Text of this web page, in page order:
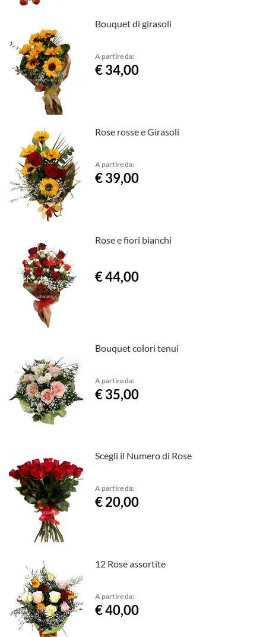
Bouquet di girasoli
A partire da:
€ 34,00
Rose rosse e Girasoli
A partire da:
€ 39,00
Rose e fiori bianchi
€ 44,00
Bouquet colori tenui
A partire da:
€ 35,00
Scegli il Numero di Rose
A partire da:
€ 20,00
12 Rose assortite
A partire da:
€ 40,00